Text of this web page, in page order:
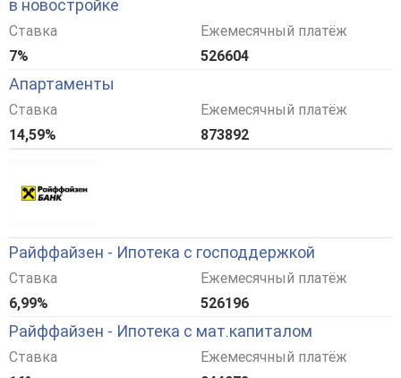
в новостройке
Ставка
7%
Ежемесячный платёж
526604
Апартаменты
Ставка
14,59%
Ежемесячный платёж
873892
Райффайзен - Ипотека с господдержкой
Ставка
6,99%
Ежемесячный платёж
526196
Райффайзен - Ипотека с мат.капиталом
Ставка
Ежемесячный платёж